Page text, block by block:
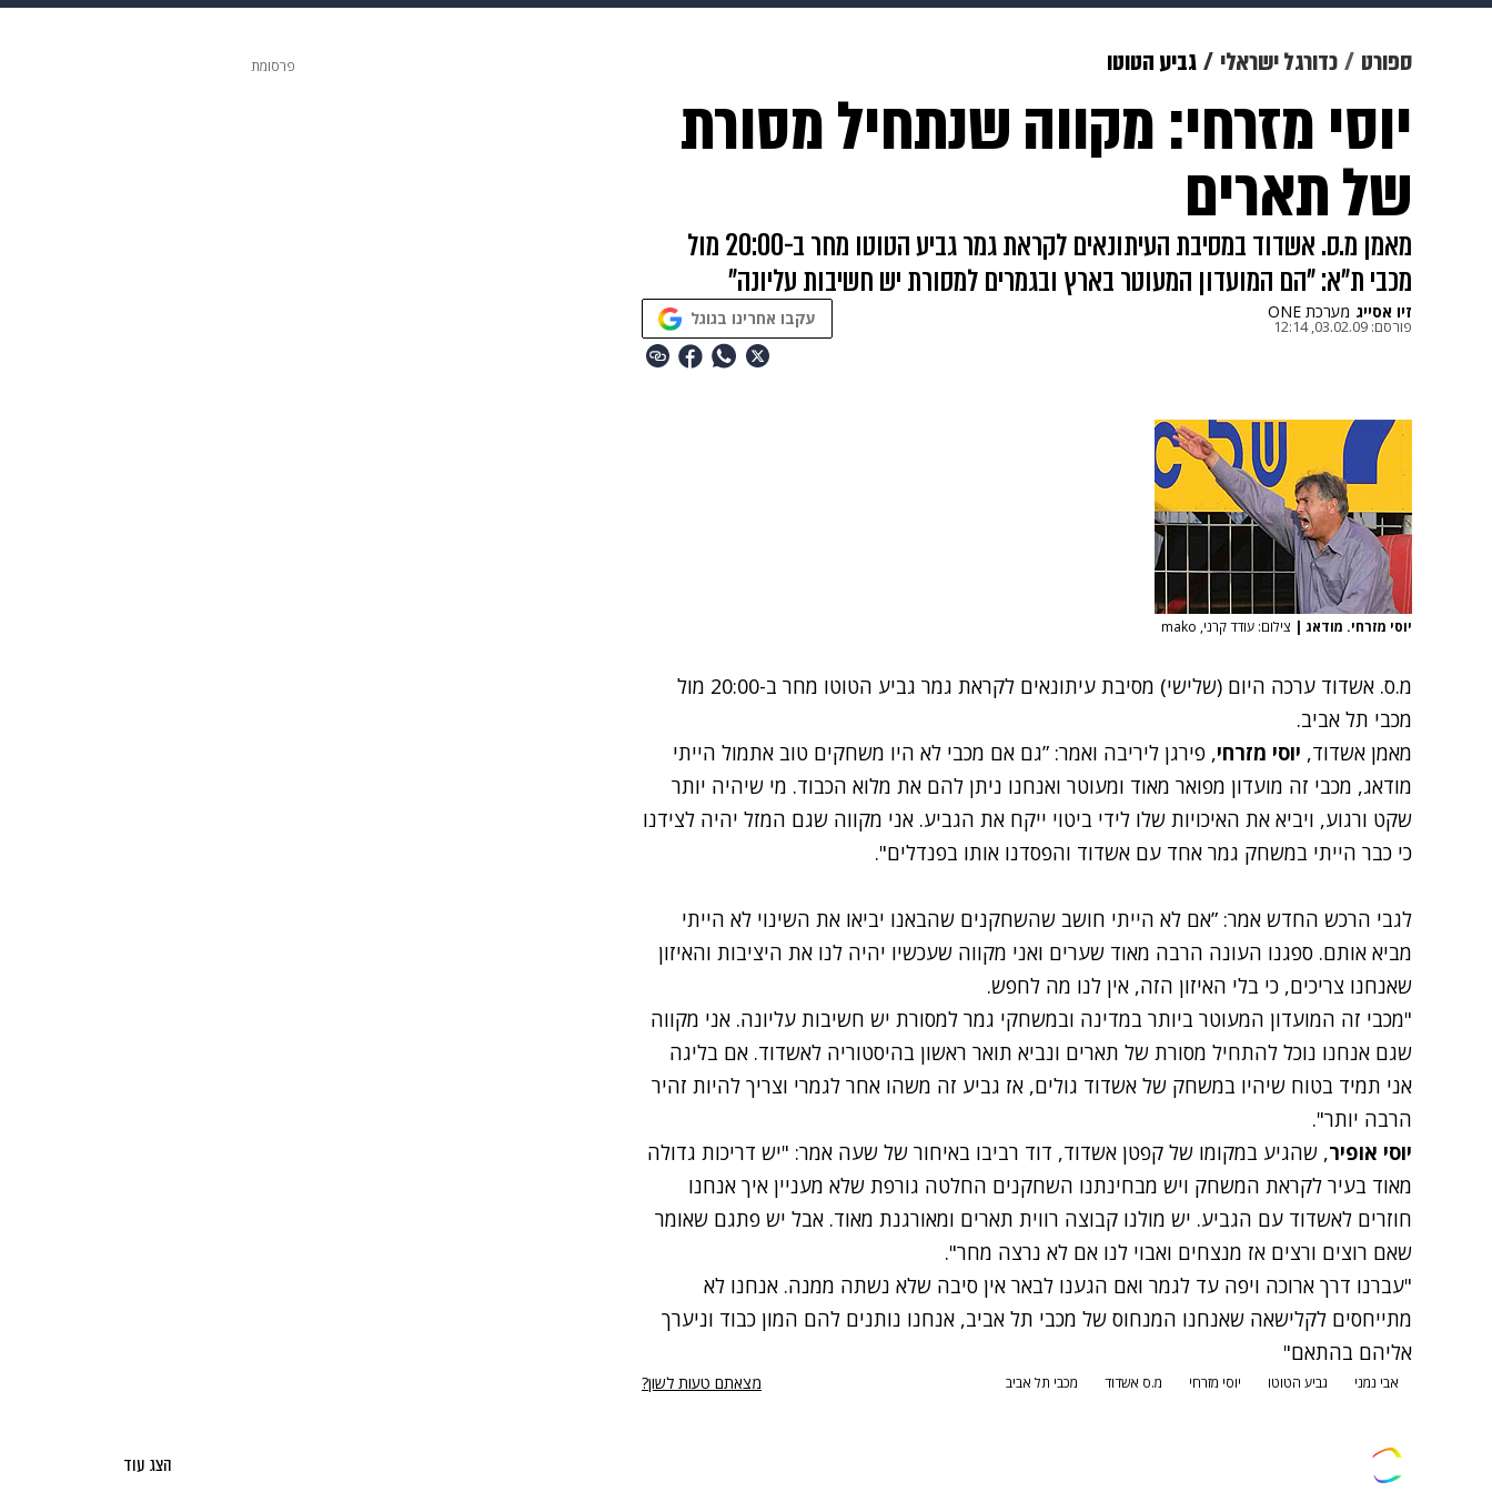
צבא וביטחון makoZ
ויוה משפט תשעה חודשים מתכונים פרויקטים מיוחדים
ספורט כדורגל ישראלי גביע הטוטו
יוסי מזרחי: מקווה שנתחיל מסורת
של תארים
מאמן מ.ס. אשדוד במסיבת העיתונאים לקראת גמר גביע הטוטו מחר ב-20:00 מול
מכבי ת"א: "הם המועדון המעוטר בארץ ובגמרים למסורת יש חשיבות עליונה"
זיו אסייג מערכת ONE
פורסם: 03.02.09, 12:14 עקבו אחרינו בגוגל
יוסי מזרחי. מודאג | צילום: עודד קרני, mako
מ.ס. אשדוד ערכה היום (שלישי) מסיבת עיתונאים לקראת גמר גביע הטוטו מחר ב-20:00 מול
מכבי תל אביב.
מאמן אשדוד, יוסי מזרחי, פירגן ליריבה ואמר: ”גם אם מכבי לא היו משחקים טוב אתמול הייתי
מודאג, מכבי זה מועדון מפואר מאוד ומעוטר ואנחנו ניתן להם את מלוא הכבוד. מי שיהיה יותר
שקט ורגוע, ויביא את האיכויות שלו לידי ביטוי ייקח את הגביע. אני מקווה שגם המזל יהיה לצידנו
כי כבר הייתי במשחק גמר אחד עם אשדוד והפסדנו אותו בפנדלים".
לגבי הרכש החדש אמר: ”אם לא הייתי חושב שהשחקנים שהבאנו יביאו את השינוי לא הייתי
מביא אותם. ספגנו העונה הרבה מאוד שערים ואני מקווה שעכשיו יהיה לנו את היציבות והאיזון
שאנחנו צריכים, כי בלי האיזון הזה, אין לנו מה לחפש.
"מכבי זה המועדון המעוטר ביותר במדינה ובמשחקי גמר למסורת יש חשיבות עליונה. אני מקווה
שגם אנחנו נוכל להתחיל מסורת של תארים ונביא תואר ראשון בהיסטוריה לאשדוד. אם בליגה
אני תמיד בטוח שיהיו במשחק של אשדוד גולים, אז גביע זה משהו אחר לגמרי וצריך להיות זהיר
הרבה יותר".
יוסי אופיר, שהגיע במקומו של קפטן אשדוד, דוד רביבו באיחור של שעה אמר: "יש דריכות גדולה
מאוד בעיר לקראת המשחק ויש מבחינתנו השחקנים החלטה גורפת שלא מעניין איך אנחנו
חוזרים לאשדוד עם הגביע. יש מולנו קבוצה רווית תארים ומאורגנת מאוד. אבל יש פתגם שאומר
שאם רוצים ורצים אז מנצחים ואבוי לנו אם לא נרצה מחר".
"עברנו דרך ארוכה ויפה עד לגמר ואם הגענו לבאר אין סיבה שלא נשתה ממנה. אנחנו לא
מתייחסים לקלישאה שאנחנו המנחוס של מכבי תל אביב, אנחנו נותנים להם המון כבוד וניערך
אליהם בהתאם"
אבי נמני גביע הטוטו יוסי מזרחי מ.ס אשדוד מכבי תל אביב מצאתם טעות לשון?
פרסומת
הצג עוד